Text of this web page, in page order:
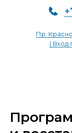
Пр.
( Вход